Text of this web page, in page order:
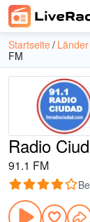
Startseite Länder
FM
Radio
91.1 FM